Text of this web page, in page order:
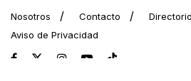
Nosotros Contacto
Directorio
Aviso de Privacidad